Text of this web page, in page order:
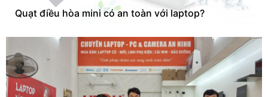
Quạt điều hòa mini có an toàn với laptop?